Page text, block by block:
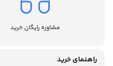
مشاوره رایگان خرید
راهنمای خرید